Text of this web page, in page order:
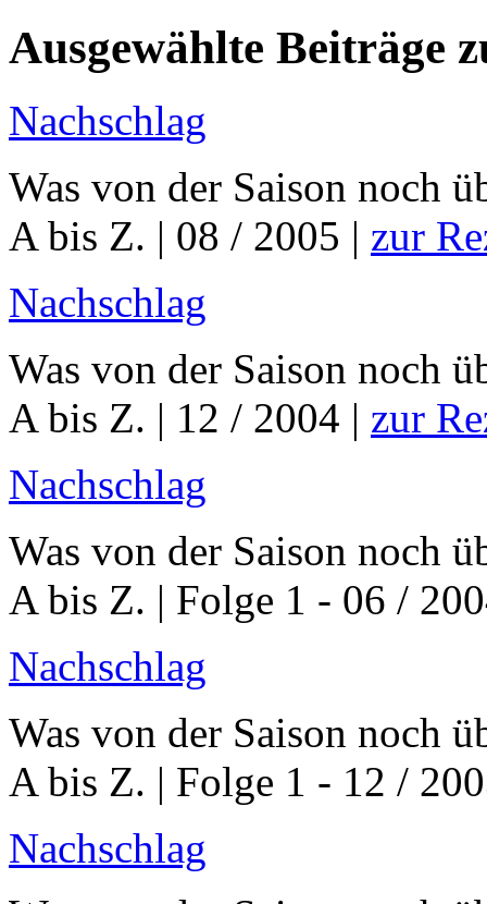
Ausgewählte Beiträge
Nachschlag
Was von der Saison noch
A bis Z. | 08 / 2005 | zur
Nachschlag
Was von der Saison noch
A bis Z. | 12 / 2004 | zur
Nachschlag
Was von der Saison noch
A bis Z. | Folge 1 - 06 /
Nachschlag
Was von der Saison noch
A bis Z. | Folge 1 - 12 /
Nachschlag